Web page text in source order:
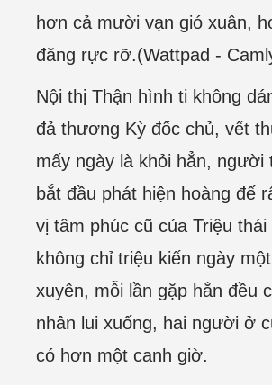
hơn cả mười vạn gió xuân,
đăng rực rỡ.(Wattpad -
Nội thị Thận hình ti không
đả thương Kỳ đốc chủ, vết
mấy ngày là khỏi hẳn, người
bắt đầu phát hiện hoàng đế
vị tâm phúc cũ của Triệu thái
không chỉ triệu kiến ngày
xuyên, mỗi lần gặp hắn đều
nhân lui xuống, hai người ở
có hơn một canh giờ.